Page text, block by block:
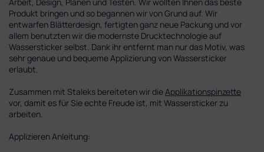
Produkt bringen und so begannen wir von Grund auf. Wir
entwarfen Blätterdesign, fertigten ganz neue Packung und vor
allem benutzten wir die modernste Drucktechnologie auf
Wassersticker selbst. Dank ihr entfernt man nur das Motiv, was
sehr genaue und bequeme Applizierung von Wassersticker
erlaubt.
Zusammen mit Staleks bereiteten wir die Applikationspinzette
vor, damit es für Sie echte Freude ist, mit Wassersticker zu
arbeiten.
Applizieren Anleitung: